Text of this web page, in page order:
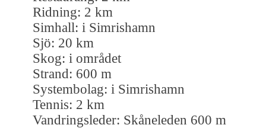
Ridning: 2 km
Simhall: i Simrishamn
Sjö: 20 km
Skog: i området
Strand: 600 m
Systembolag: i Simrishamn
Tennis: 2 km
Vandringsleder: Skåneleden 600 m